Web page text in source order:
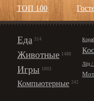
ТОП 100
Еда 314
Животные 1488
Игры 1003
Компьютерные 242
Лёд